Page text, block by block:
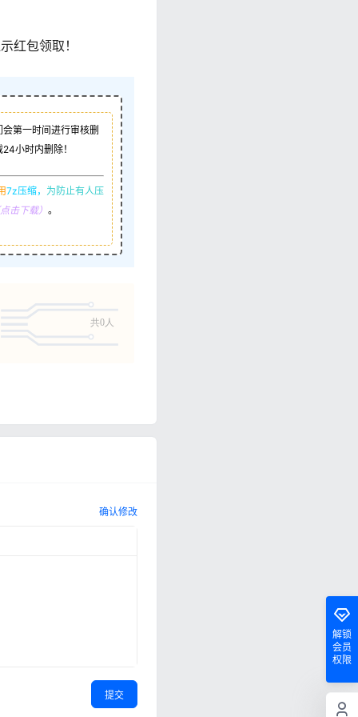
红包领取！
会第一时间进行审核删
小时内删除！
7z压缩， 为防止有人压
击下载） 。
共0人
确认修改
提交
解锁
会员
权限